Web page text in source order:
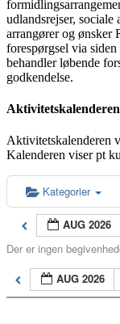
udlandsrejser,
arrangører og ønsker
forespørgsel via
behandler løbende
godkendelse.
Aktivitetskalenderen
Aktivitetskalenderen
Kalenderen viser pt
Kategorier
AUG 2026
Der er ingen
AUG 2026